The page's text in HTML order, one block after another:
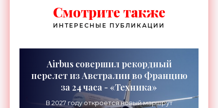
Смотрите также
ИНТЕРЕСНЫЕ ПУБЛИКАЦИИ
Airbus совершил рекордный
перелет из Австралии во Францию
за 24 часа - «Техника»
В 2027 году откроется новый маршрут